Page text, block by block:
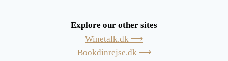
Explore our other sites
Winetalk.dk ⟶
Bookdinrejse.dk ⟶